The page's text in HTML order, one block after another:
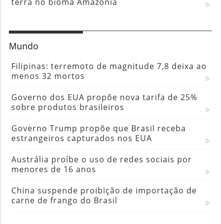
Mundo
Filipinas: terremoto de magnitude 7,8 deixa ao
menos 32 mortos
Governo dos EUA propõe nova tarifa de 25%
sobre produtos brasileiros
Governo Trump propõe que Brasil receba
estrangeiros capturados nos EUA
Austrália proíbe o uso de redes sociais por
menores de 16 anos
China suspende proibição de importação de
carne de frango do Brasil